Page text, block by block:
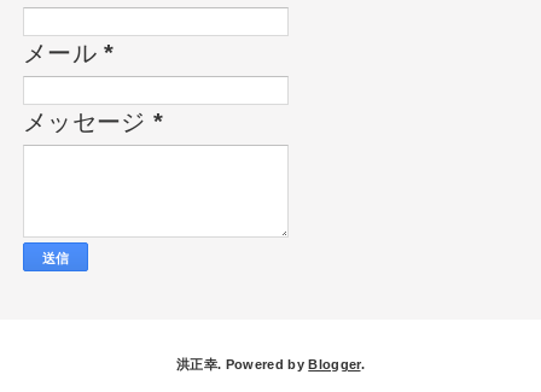
メール*
メッセージ *
洪正幸. Powered byBlogger.